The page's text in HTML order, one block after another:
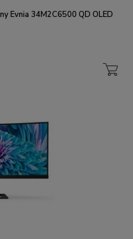
Evnia 34M2C6500 QD OLED